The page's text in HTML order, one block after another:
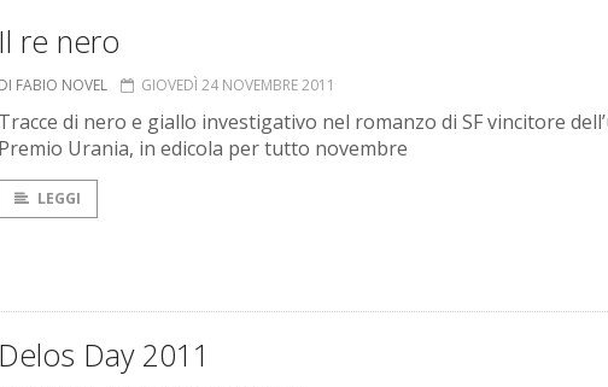
Il re nero
DI FABIO NOVEL GIOVEDÌ 24 NOVEMBRE 2011
Tracce di nero e giallo investigativo nel romanzo di SF vincitore
Premio Urania, in edicola per tutto novembre
LEGGI
Delos Day 2011